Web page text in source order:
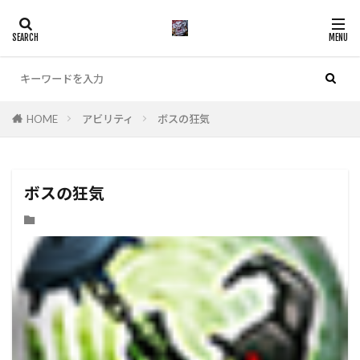
HOME アビリティ ボスの狂気
ボスの狂気
カテゴリー